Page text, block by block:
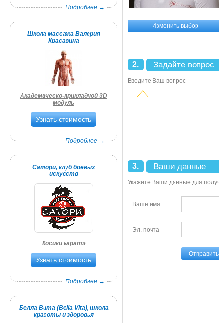
Подробнее →
Школа массажа Валерия
Красавина
Академическо-прикладной 3D
модуль
Узнать стоимость
Подробнее →
Сатори, клуб боевых
искусств
Косики каратэ
Узнать стоимость
Подробнее →
Белла Вита (Bella Vita), школа
красоты и здоровья
Изменить выбор
2. Задайте вопрос
Введите Ваш вопрос
3. Ваши данные
Укажите Ваши данные для
Ваше имя
Эл. почта